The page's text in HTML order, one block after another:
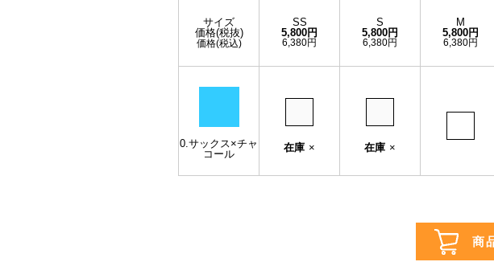
サイズ
価格(税抜)
価格(税込)
SS
5,800円
6,380円
S
5,800円
6,380円
M
5,800円
6,380円
0.サックス×チャ
コール
在庫 × 在庫 ×